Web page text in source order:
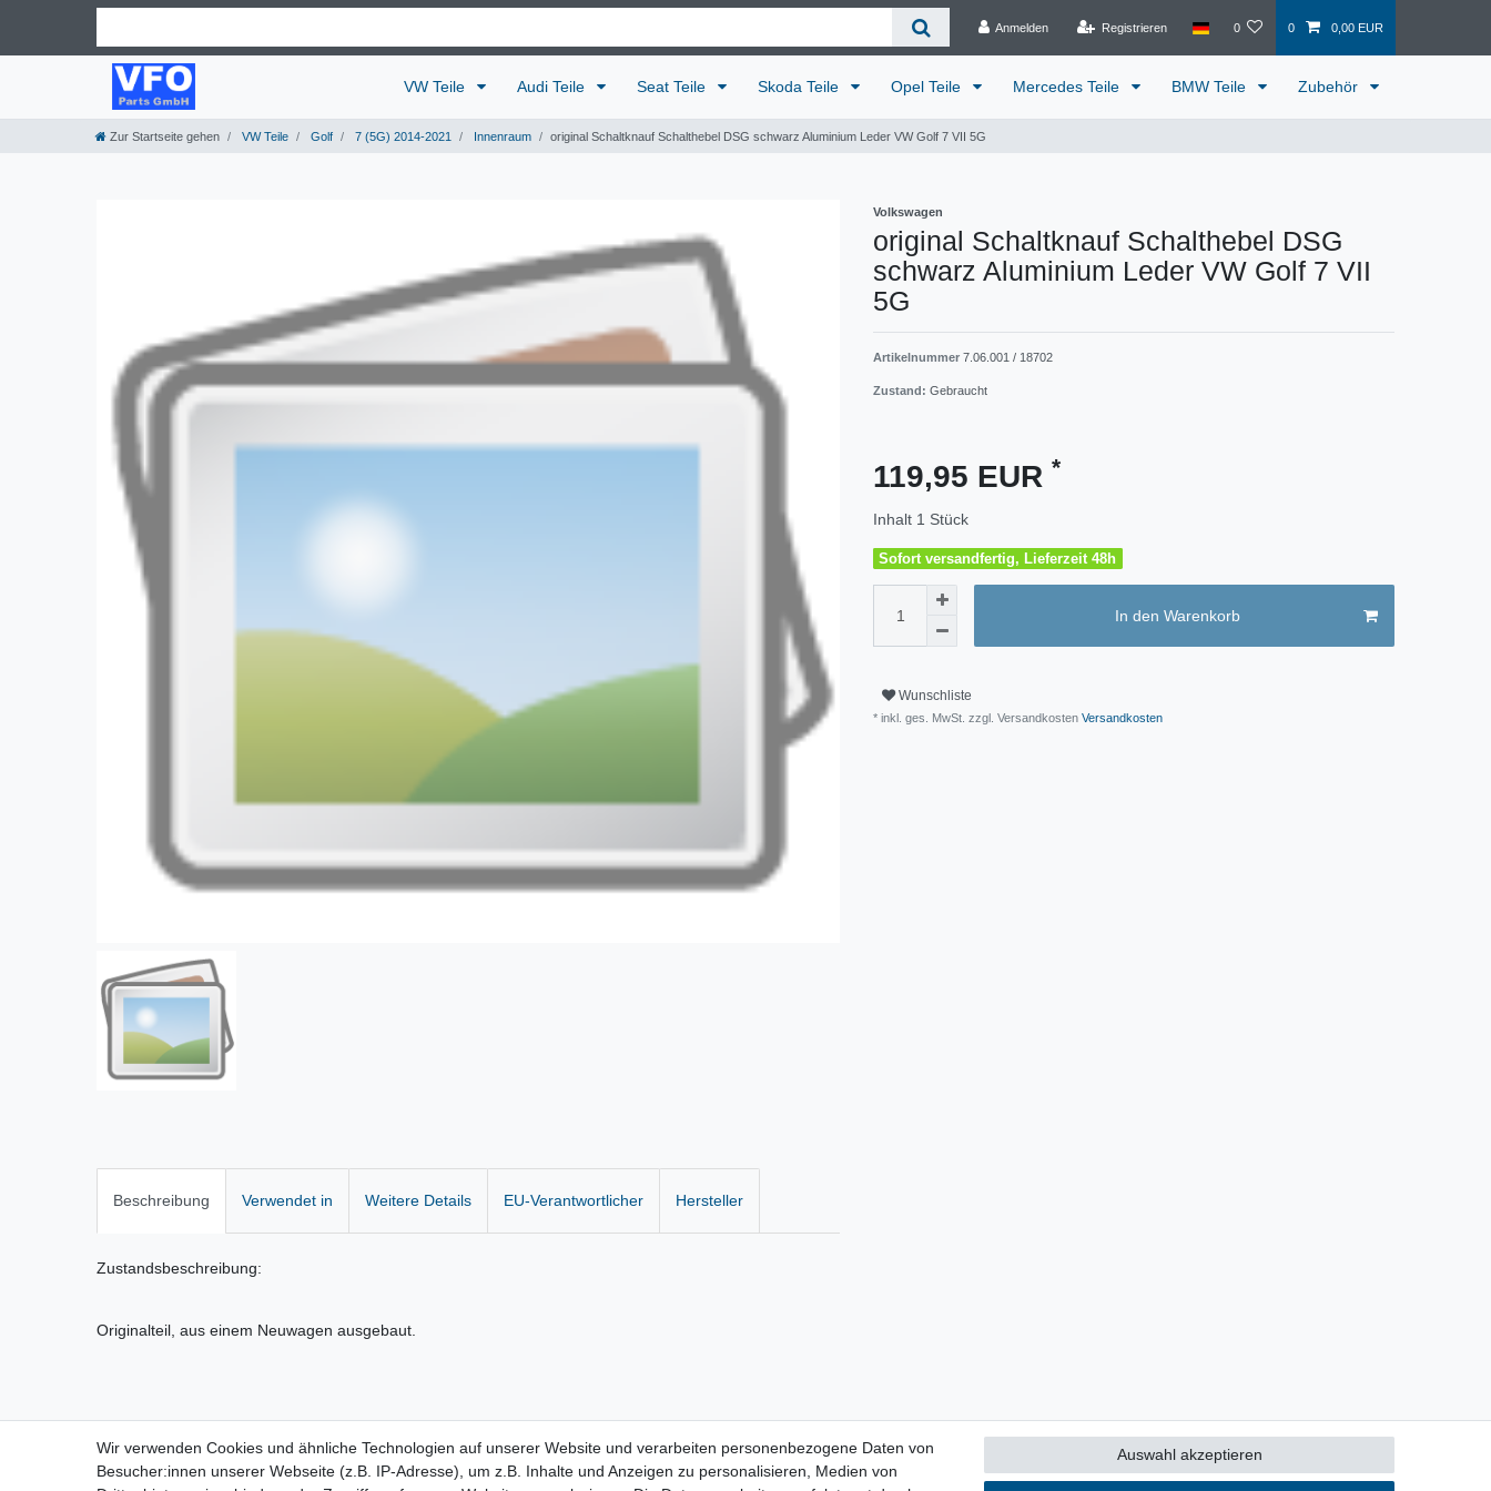
Anmelden Registrieren 0 0 0,00 EUR
VW Teile Audi Teile Seat Teile Skoda Teile Opel Teile Mercedes Teile BMW Teile Zubehör
Zur Startseite gehen VW Teile Golf 7 (5G) 2014-2021 Innenraum original Schaltknauf Schalthebel DSG schwarz Aluminium Leder VW Golf 7 VII 5G
Volkswagen
original Schaltknauf Schalthebel DSG
schwarz Aluminium Leder VW Golf 7 VII
5G
Artikelnummer 7.06.001 / 18702
Zustand: Gebraucht
119,95 EUR *
Inhalt 1 Stück
Sofort versandfertig, Lieferzeit 48h
In den Warenkorb
Wunschliste
* inkl. ges. MwSt. zzgl. Versandkosten Versandkosten
Beschreibung Verwendet in Weitere Details EU-Verantwortlicher Hersteller
Zustandsbeschreibung:
Originalteil, aus einem Neuwagen ausgebaut.
Vertrag widerrufen
Wir verwenden Cookies und ähnliche Technologien auf unserer Website und verarbeiten personenbezogene Daten von
Besucher:innen unserer Webseite (z.B. IP-Adresse), um z.B. Inhalte und Anzeigen zu personalisieren, Medien von
Auswahl akzeptieren